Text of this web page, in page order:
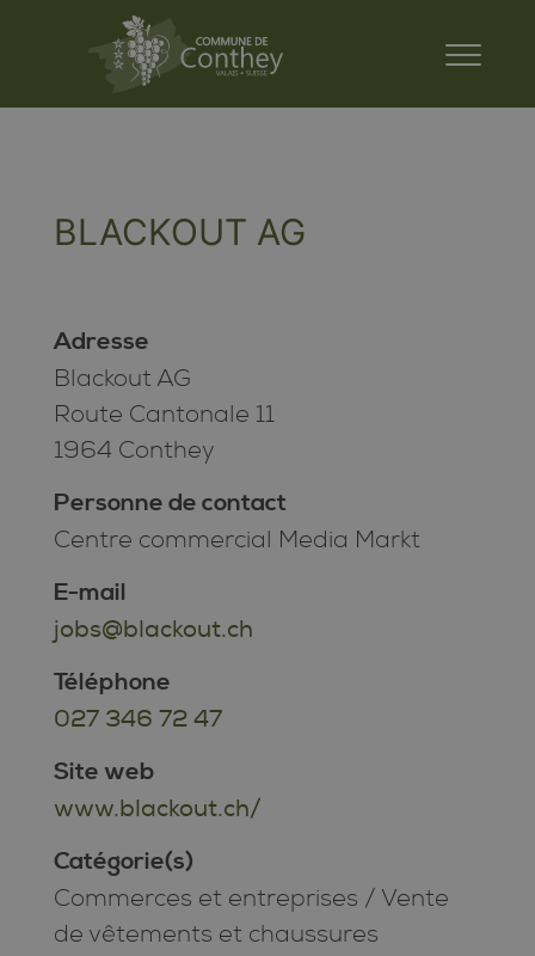
BLACKOUT AG
Adresse
Blackout AG
Route Cantonale 11
1964 Conthey
Personne de contact
Centre commercial Media Markt
E-mail
jobs@blackout.ch
Téléphone
027 346 72 47
Site web
www.blackout.ch/
Catégorie(s)
Commerces et entreprises / Vente
de vêtements et chaussures